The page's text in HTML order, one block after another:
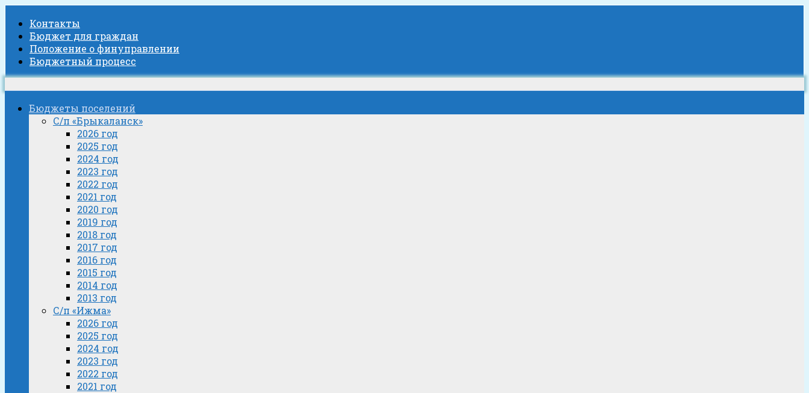
Контакты
Бюджет для граждан
Положение о финуправлении
Бюджетный процесс
Бюджеты поселений
С/п «Брыкаланск»
2026 год
2025 год
2024 год
2023 год
2022 год
2021 год
2020 год
2019 год
2018 год
2017 год
2016 год
2015 год
2014 год
2013 год
С/п «Ижма»
2026 год
2025 год
2024 год
2023 год
2022 год
2021 год